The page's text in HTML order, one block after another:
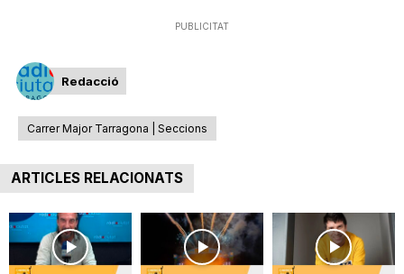
PUBLICITAT
Redacció
Carrer Major Tarragona | Seccions
ARTICLES RELACIONATS